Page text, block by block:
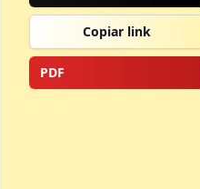
Copiar link
PDF